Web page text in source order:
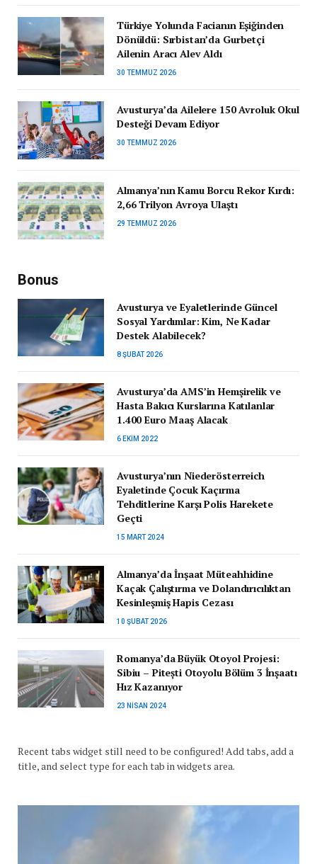
Türkiye Yolunda Facianın Eşiğinden
Dönüldü: Sırbistan’da Gurbetçi
Ailenin Aracı Alev Aldı
30 TEMMUZ 2026
Avusturya’da Ailelere 150 Avroluk Okul
Desteği Devam Ediyor
30 TEMMUZ 2026
Almanya’nın Kamu Borcu Rekor Kırdı:
2,66 Trilyon Avroya Ulaştı
29 TEMMUZ 2026
Bonus
Avusturya ve Eyaletlerinde Güncel
Sosyal Yardımlar: Kim, Ne Kadar
Destek Alabilecek?
8 ŞUBAT 2026
Avusturya’da AMS’in Hemşirelik ve
Hasta Bakıcı Kurslarına Katılanlar
1.400 Euro Maaş Alacak
6 EKIM 2022
Avusturya’nın Niederösterreich
Eyaletinde Çocuk Kaçırma
Tehditlerine Karşı Polis Harekete
Geçti
15 MART 2024
Almanya’da İnşaat Müteahhidine
Kaçak Çalıştırma ve Dolandırıcılıktan
Kesinleşmiş Hapis Cezası
10 ŞUBAT 2026
Romanya’da Büyük Otoyol Projesi:
Sibiu – Pitești Otoyolu Bölüm 3 İnşaatı
Hız Kazanıyor
23 NISAN 2024
Recent tabs widget still need to be configured! Add tabs, add a
title, and select type for each tab in widgets area.